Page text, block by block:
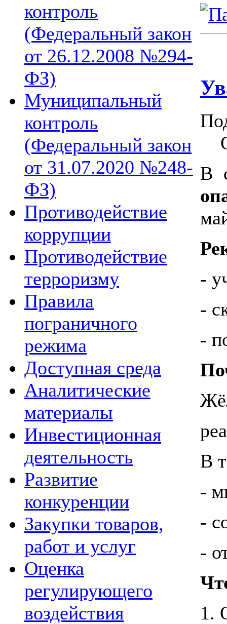
контроль
(Федеральный закон
от 26.12.2008 №294-
ФЗ)
Муниципальный
контроль
(Федеральный закон
от 31.07.2020 №248-
ФЗ)
Противодействие
коррупции
Противодействие
терроризму
Правила
пограничного
режима
Доступная среда
Аналитические
материалы
Инвестиционная
деятельность
Развитие
конкуренции
Закупки товаров,
работ и услуг
Оценка
регулирующего
воздействия
В
-
-
-
В
-
-
-
1.